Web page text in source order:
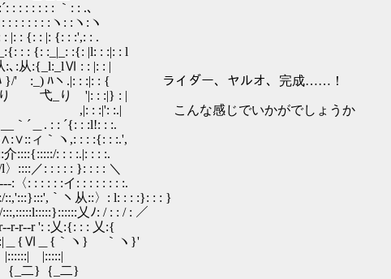
: ｀: : .､
: :ヽ: :ヽ:ヽ
: |: {: : :',: : .
:{: |l: : :|: : l
: : |: : |
.|: : :|: : { ライダー、ヤルオ、完成……！
り '|: : :|} : |
んな感じでいかがでしょうか
: : ´{: : :l!: : :.
ヽ,: : : :{: : :.',
: : : :.|: : : :.
: : : : : }: : : : ＼
: : : :イ: : : : : : : :.
｀ヽ从::〉: l: : : :}: : : }
乂ﾉ: / : : / : ／
:乂:{: : : 乂:{
{｀ヽ} ｀ヽ}'
_二}